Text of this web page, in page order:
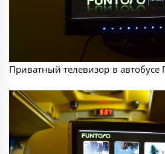
Приватный телевизор в